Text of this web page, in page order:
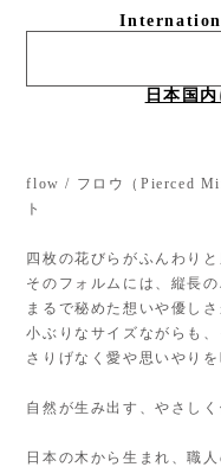
日本国
flow / フロウ（Pierced
ト
四枚の花びらがふんわり
そのフォルムには、縦長
まるで秘めた想いや優し
小ぶりなサイズながらも、
さりげなく愛や思いやり
自然が生み出す、やさし
日本の木から生まれ、職